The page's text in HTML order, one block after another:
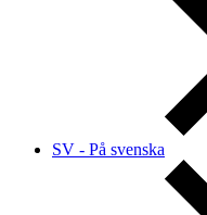
SV - På svenska